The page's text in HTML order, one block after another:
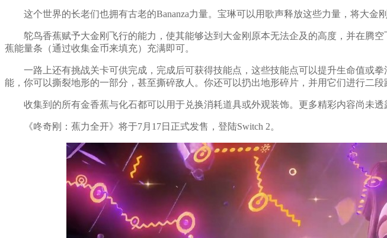
这个世界的长老们也拥有古老的Bananza力量。宝琳可以用歌声释放这些力量，将大
鸵鸟香蕉赋予大金刚飞行的能力，使其能够达到大金刚原本无法企及的高度，并在腾
蕉能量条（通过收集金币来填充）充满即可。
一路上还有挑战关卡可供完成，完成后可获得技能点，这些技能点可以提升生命值或
能，你可以撕裂地形的一部分，甚至撕碎敌人。你还可以扔出地形碎片，并用它们进行二段
收集到的所有金香蕉与化石都可以用于兑换消耗道具或外观装饰。更多精彩内容尚未透
《咚奇刚：蕉力全开》将于7月17日正式发售，登陆Switch 2。